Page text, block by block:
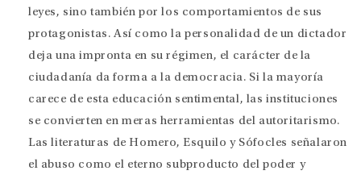
leyes, sino también por los comportamientos de sus
protagonistas. Así como la personalidad de un dictador
deja una impronta en su régimen, el carácter de la
ciudadanía da forma a la democracia. Si la mayoría
carece de esta educación sentimental, las instituciones
se convierten en meras herramientas del autoritarismo.
Las literaturas de Homero, Esquilo y Sófocles señalaron
el abuso como el eterno subproducto del poder y